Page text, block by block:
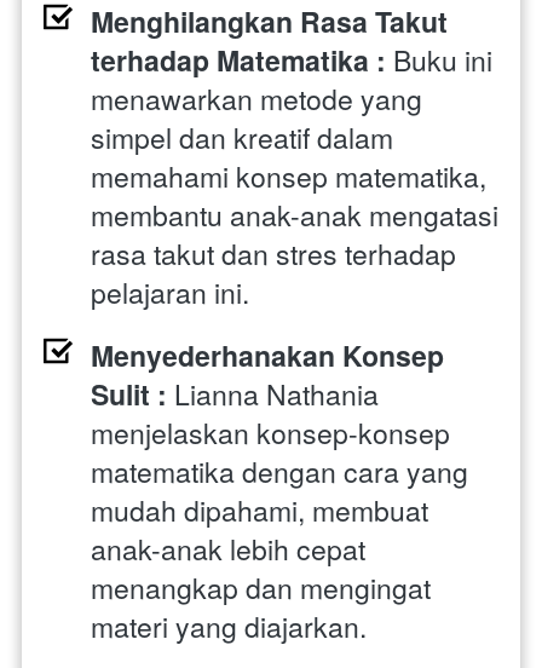
Menghilangkan Rasa Takut
terhadap Matematika : Buku ini
menawarkan metode yang
simpel dan kreatif dalam
memahami konsep matematika,
membantu anak-anak mengatasi
rasa takut dan stres terhadap
pelajaran ini.
Menyederhanakan Konsep
Sulit : Lianna Nathania
menjelaskan konsep-konsep
matematika dengan cara yang
mudah dipahami, membuat
anak-anak lebih cepat
menangkap dan mengingat
materi yang diajarkan.